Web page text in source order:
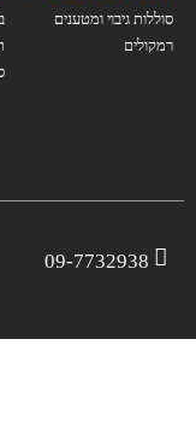
סוללות גיבוי ומטענים
רמקולים
09-7732938